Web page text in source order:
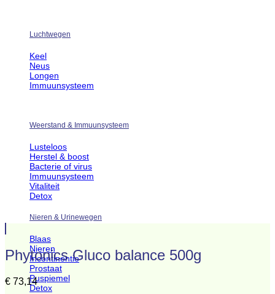
Luchtwegen
Keel
Neus
Longen
Immuunsysteem
Weerstand & Immuunsysteem
Lusteloos
Herstel & boost
Bacterie of virus
Immuunsysteem
Vitaliteit
Detox
Nieren & Urinewegen
Blaas
Nieren
Incontinentie
Prostaat
Puspiemel
Detox
Phytonics Gluco balance 500g
€ 73,14